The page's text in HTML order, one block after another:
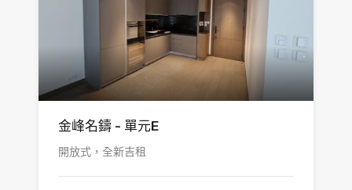
金峰名鑄 - 單元E
開放式，全新吉租